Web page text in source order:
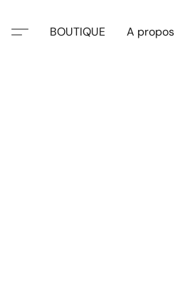
BOUTIQUE A propos